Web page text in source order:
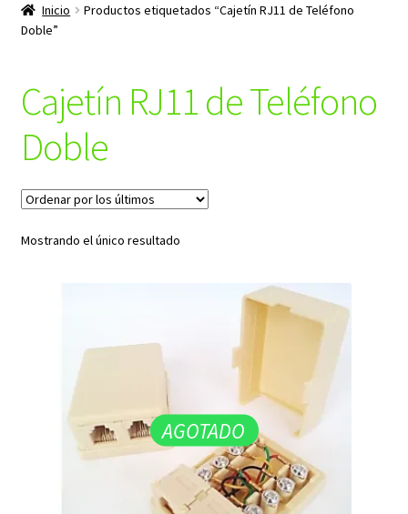
productos
Inicio
Productos etiquetados “Cajetín RJ11 de Teléfono
Doble”
Cajetín RJ11 de Teléfono
Doble
Mostrando el único resultado
AGOTADO